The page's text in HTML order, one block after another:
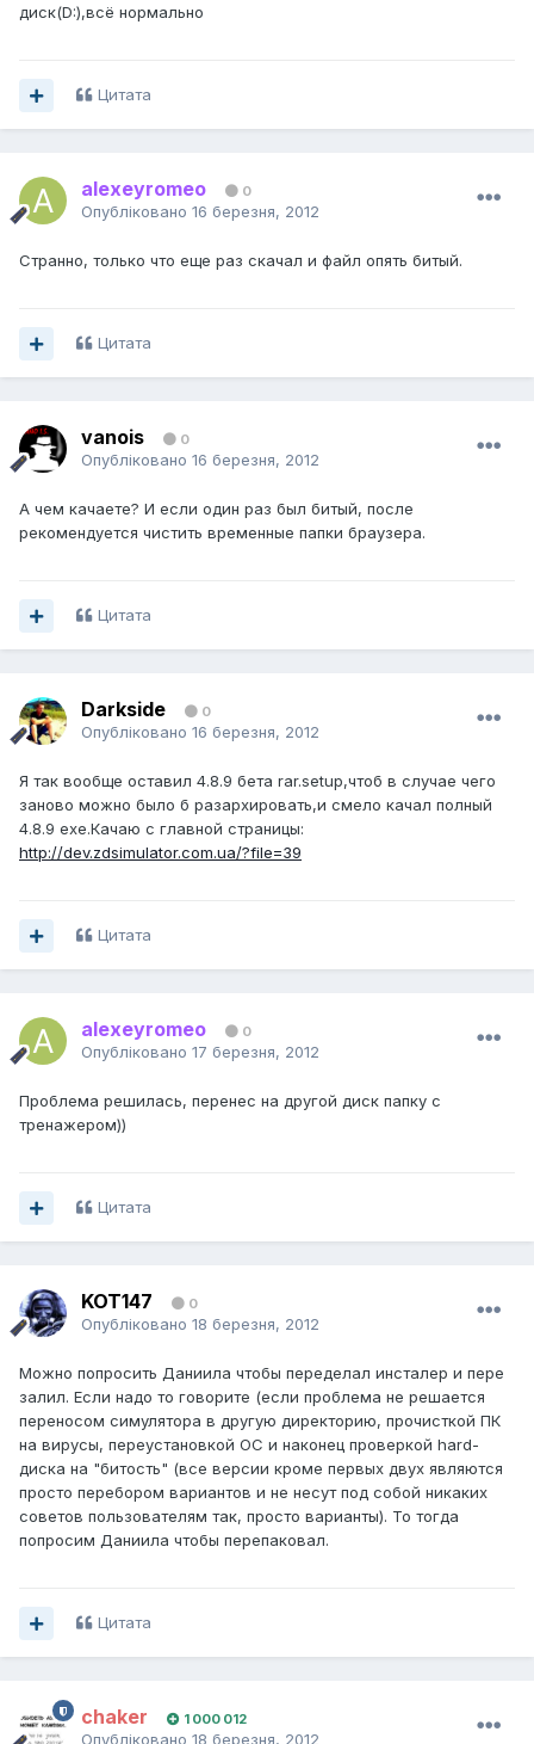
диск(D:),всё нормально
Цитата
alexeyromeo 0
Опубліковано 16 березня, 2012
Странно, только что еще раз скачал и файл опять битый.
Цитата
vanois 0
Опубліковано 16 березня, 2012
А чем качаете? И если один раз был битый, после
рекомендуется чистить временные папки браузера.
Цитата
Darkside 0
Опубліковано 16 березня, 2012
Я так вообще оставил 4.8.9 бета rar.setup,чтоб в случае чего
заново можно было б разaрхировать,и смело качал полный
4.8.9 ехе.Качаю c главной страницы:
http://dev.zdsimulator.com.ua/?file=39
Цитата
alexeyromeo 0
Опубліковано 17 березня, 2012
Проблема решилась, перенес на другой диск папку с
тренажером))
Цитата
KOT147 0
Опубліковано 18 березня, 2012
Можно попросить Даниила чтобы переделал инсталер и пере
залил. Если надо то говорите (если проблема не решается
переносом симулятора в другую директорию, прочисткой ПК
на вирусы, переустановкой ОС и наконец проверкой hard-
диска на "битость" (все версии кроме первых двух являются
просто перебором вариантов и не несут под собой никаких
советов пользователям так, просто варианты). То тогда
попросим Даниила чтобы перепаковал.
Цитата
chaker 1 000 012
Опубліковано 18 березня, 2012